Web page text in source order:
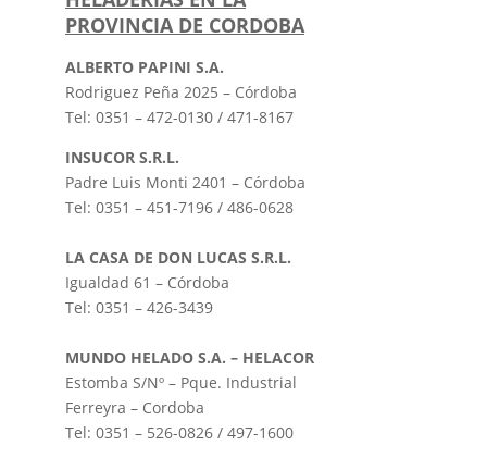
PROVINCIA DE CORDOBA
ALBERTO PAPINI S.A.
Rodriguez Peña 2025 – Córdoba
Tel: 0351 – 472-0130 / 471-8167
INSUCOR S.R.L.
Padre Luis Monti 2401 – Córdoba
Tel: 0351 – 451-7196 / 486-0628
LA CASA DE DON LUCAS S.R.L.
Igualdad 61 – Córdoba
Tel: 0351 – 426-3439
MUNDO HELADO S.A. – HELACOR
Estomba S/Nº – Pque. Industrial
Ferreyra – Cordoba
Tel: 0351 – 526-0826 / 497-1600